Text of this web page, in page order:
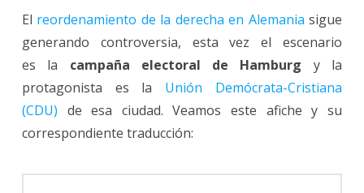
El reordenamiento de la derecha en Alemania sigue
generando controversia, esta vez el escenario
es la campaña electoral de Hamburg y la
protagonista es la Unión Demócrata-Cristiana
(CDU) de esa ciudad. Veamos este afiche y su
correspondiente traducción: